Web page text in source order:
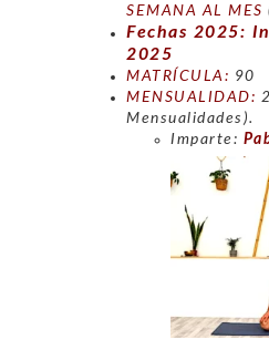
SEMANA AL MES
Fechas 2025:
2025
MATRÍCULA: 90
MENSUALIDAD:
Mensualidades).
Imparte: